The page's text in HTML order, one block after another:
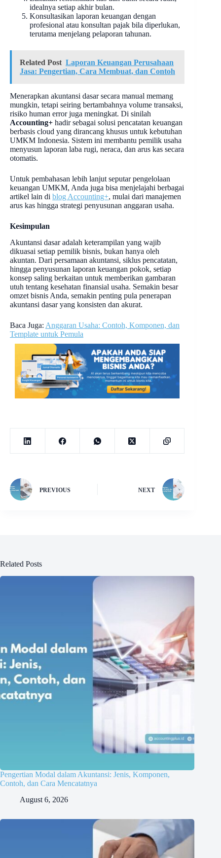
idealnya setiap akhir bulan.
Konsultasikan laporan keuangan dengan
profesional atau konsultan pajak bila diperlukan,
terutama menjelang pelaporan tahunan.
Related Post Laporan Keuangan Perusahaan
Jasa: Pengertian, Cara Membuat, dan Contoh
Menerapkan akuntansi dasar secara manual memang
mungkin, tetapi seiring bertambahnya volume transaksi,
risiko human error juga meningkat. Di sinilah
Accounting+ hadir sebagai solusi pencatatan keuangan
berbasis cloud yang dirancang khusus untuk kebutuhan
UMKM Indonesia. Sistem ini membantu pemilik usaha
menyusun laporan laba rugi, neraca, dan arus kas secara
otomatis.
Untuk pembahasan lebih lanjut seputar pengelolaan
keuangan UMKM, Anda juga bisa menjelajahi berbagai
artikel lain di blog Accounting+, mulai dari manajemen
arus kas hingga strategi penyusunan anggaran usaha.
Kesimpulan
Akuntansi dasar adalah keterampilan yang wajib
dikuasai setiap pemilik bisnis, bukan hanya oleh
akuntan. Dari persamaan akuntansi, siklus pencatatan,
hingga penyusunan laporan keuangan pokok, setiap
konsep saling berkaitan untuk memberikan gambaran
utuh tentang kesehatan finansial usaha. Semakin besar
omzet bisnis Anda, semakin penting pula penerapan
akuntansi dasar yang konsisten dan akurat.
Baca Juga: Anggaran Usaha: Contoh, Komponen, dan
Template untuk Pemula
PREVIOUS NEXT
Related Posts
Pengertian Modal dalam Akuntansi: Jenis, Komponen,
Contoh, dan Cara Mencatatnya
August 6, 2026